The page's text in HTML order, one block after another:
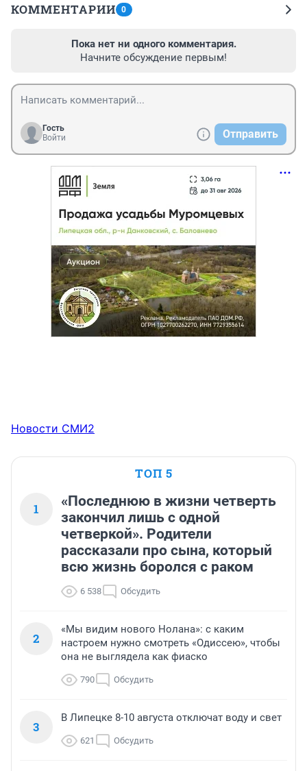
КОММЕНТАРИИ 0
Пока нет ни одного комментария.
Начните обсуждение первым!
Гость
Войти
Отправить
Новости СМИ2
ТОП 5
1
«Последнюю в жизни четверть
закончил лишь с одной
четверкой». Родители
рассказали про сына, который
всю жизнь боролся с раком
6 538 Обсудить
2
«Мы видим нового Нолана»: с каким
настроем нужно смотреть «Одиссею», чтобы
она не выглядела как фиаско
790 Обсудить
3
В Липецке 8-10 августа отключат воду и свет
621 Обсудить